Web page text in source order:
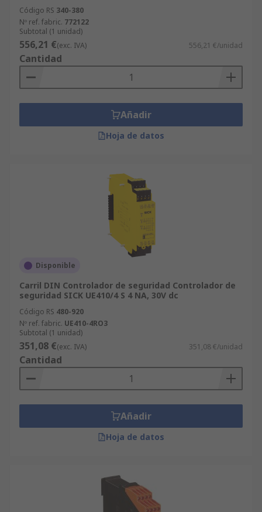
Código RS 340-380
Nº ref. fabric. 772122
Subtotal (1 unidad)
556,21 €(exc. IVA) 556,21 €/unidad
Cantidad
Añadir
Hoja de datos
Disponible
Carril DIN Controlador de seguridad Controlador de
seguridad SICK UE410/4 S 4 NA, 30V dc
Código RS 480-920
Nº ref. fabric. UE410-4RO3
Subtotal (1 unidad)
351,08 €(exc. IVA) 351,08 €/unidad
Cantidad
Añadir
Hoja de datos